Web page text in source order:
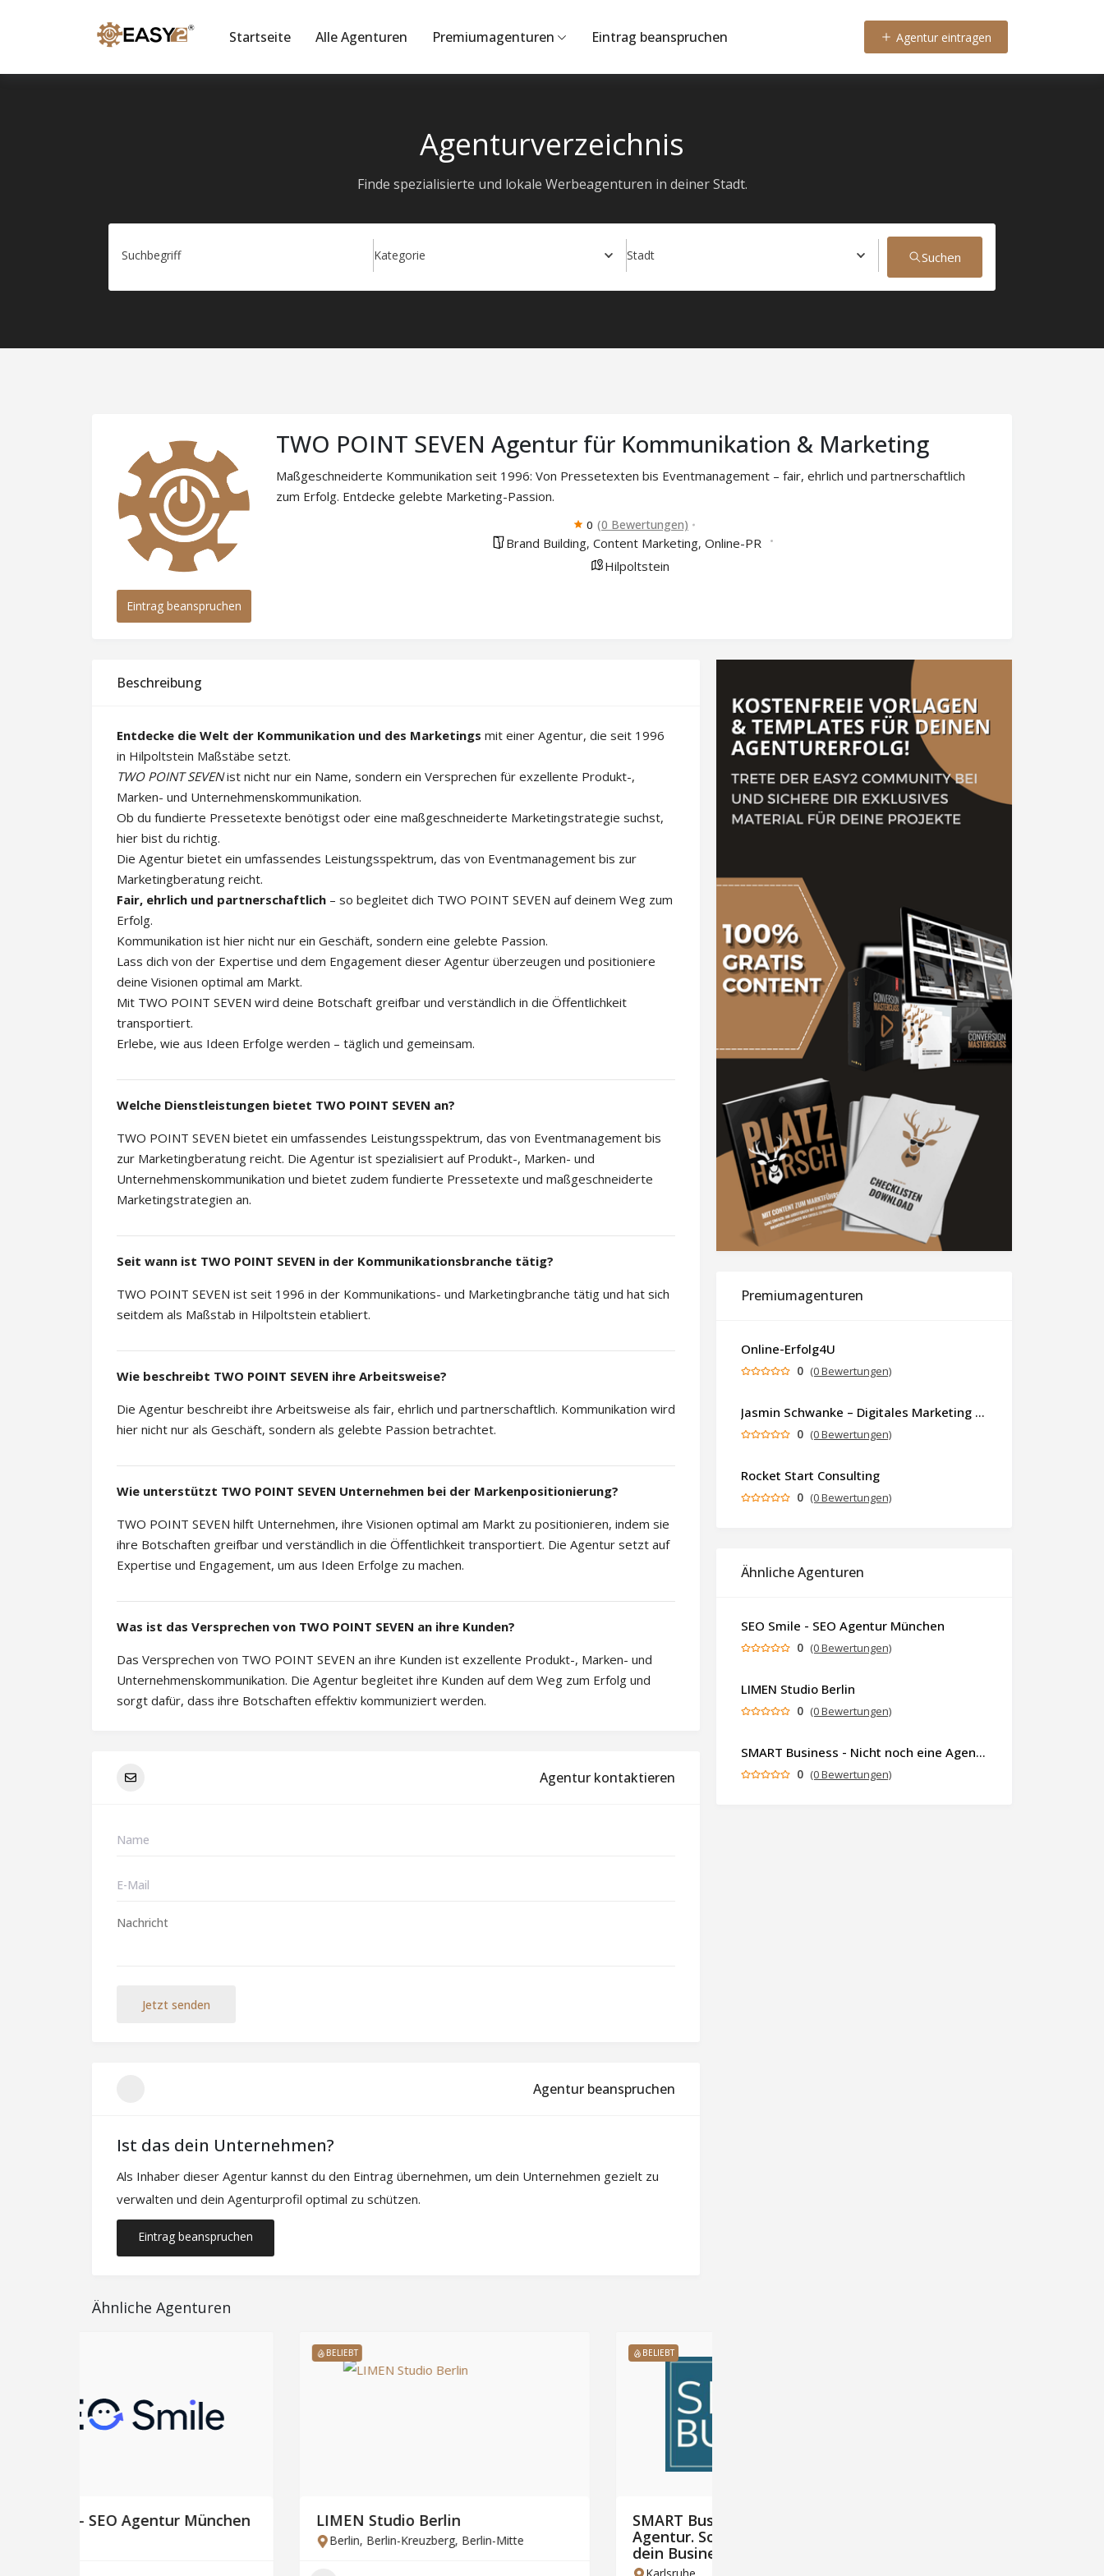
Startseite Alle Agenturen Premiumagenturen Eintrag beanspruchen Agentur eintragen
Agenturverzeichnis
Finde spezialisierte und lokale Werbeagenturen in deiner Stadt.
Suchbegriff Kategorie Stadt Suchen
Eintrag beanspruchen
TWO POINT SEVEN Agentur für Kommunikation & Marketing
Maßgeschneiderte Kommunikation seit 1996: Von Pressetexten bis Eventmanagement – fair, ehrlich und partnerschaftlich
zum Erfolg. Entdecke gelebte Marketing-Passion.
0 (0 Bewertungen)
Brand Building, Content Marketing, Online-PR
Hilpoltstein
Beschreibung
Entdecke die Welt der Kommunikation und des Marketings mit einer Agentur, die seit 1996
in Hilpoltstein Maßstäbe setzt.
TWO POINT SEVENist nicht nur ein Name, sondern ein Versprechen für exzellente Produkt-,
Marken- und Unternehmenskommunikation.
Ob du fundierte Pressetexte benötigst oder eine maßgeschneiderte Marketingstrategie suchst,
hier bist du richtig.
Die Agentur bietet ein umfassendes Leistungsspektrum, das von Eventmanagement bis zur
Marketingberatung reicht.
Fair, ehrlich und partnerschaftlich – so begleitet dich TWO POINT SEVEN auf deinem Weg zum
Erfolg.
Kommunikation ist hier nicht nur ein Geschäft, sondern eine gelebte Passion.
Lass dich von der Expertise und dem Engagement dieser Agentur überzeugen und positioniere
deine Visionen optimal am Markt.
Mit TWO POINT SEVEN wird deine Botschaft greifbar und verständlich in die Öffentlichkeit
transportiert.
Erlebe, wie aus Ideen Erfolge werden – täglich und gemeinsam.
Welche Dienstleistungen bietet TWO POINT SEVEN an?
TWO POINT SEVEN bietet ein umfassendes Leistungsspektrum, das von Eventmanagement bis
zur Marketingberatung reicht. Die Agentur ist spezialisiert auf Produkt-, Marken- und
Unternehmenskommunikation und bietet zudem fundierte Pressetexte und maßgeschneiderte
Marketingstrategien an.
Seit wann ist TWO POINT SEVEN in der Kommunikationsbranche tätig?
TWO POINT SEVEN ist seit 1996 in der Kommunikations- und Marketingbranche tätig und hat sich
seitdem als Maßstab in Hilpoltstein etabliert.
Wie beschreibt TWO POINT SEVEN ihre Arbeitsweise?
Die Agentur beschreibt ihre Arbeitsweise als fair, ehrlich und partnerschaftlich. Kommunikation wird
hier nicht nur als Geschäft, sondern als gelebte Passion betrachtet.
Wie unterstützt TWO POINT SEVEN Unternehmen bei der Markenpositionierung?
TWO POINT SEVEN hilft Unternehmen, ihre Visionen optimal am Markt zu positionieren, indem sie
ihre Botschaften greifbar und verständlich in die Öffentlichkeit transportiert. Die Agentur setzt auf
Expertise und Engagement, um aus Ideen Erfolge zu machen.
Was ist das Versprechen von TWO POINT SEVEN an ihre Kunden?
Das Versprechen von TWO POINT SEVEN an ihre Kunden ist exzellente Produkt-, Marken- und
Unternehmenskommunikation. Die Agentur begleitet ihre Kunden auf dem Weg zum Erfolg und
sorgt dafür, dass ihre Botschaften effektiv kommuniziert werden.
Agentur kontaktieren
Jetzt senden
Agentur beanspruchen
Ist das dein Unternehmen?
Als Inhaber dieser Agentur kannst du den Eintrag übernehmen, um dein Unternehmen gezielt zu
verwalten und dein Agenturprofil optimal zu schützen.
Eintrag beanspruchen
Ähnliche Agenturen
LIMEN Studio Berlin
SMART Business – Nicht noch eine
Agentur. Sondern ein Partner, der
dein Business als Ganzes denkt.
Premiumagenturen
Online-Erfolg4U
0 (0 Bewertungen)
Jasmin Schwanke – Digitales Marketing & KI-gestützte Contenterstellung
0 (0 Bewertungen)
Rocket Start Consulting
0 (0 Bewertungen)
Ähnliche Agenturen
SEO Smile - SEO Agentur München
0 (0 Bewertungen)
LIMEN Studio Berlin
0 (0 Bewertungen)
SMART Business - Nicht noch eine Agentur. Sondern ein Partner, der dein Business als Ganzes denkt.
0 (0 Bewertungen)